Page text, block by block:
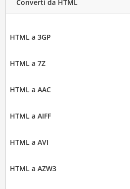
Converti da HTML
HTML a 3GP
HTML a 7Z
HTML a AAC
HTML a AIFF
HTML a AVI
HTML a AZW3